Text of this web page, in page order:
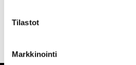
Tilastot
Markkinointi